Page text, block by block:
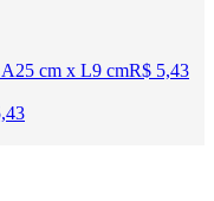
cm x L9 cmR$ 5,43